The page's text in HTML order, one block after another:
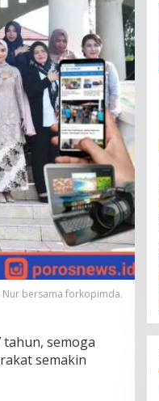
Nur bersama forkopimda.
tahun, semoga
semakin